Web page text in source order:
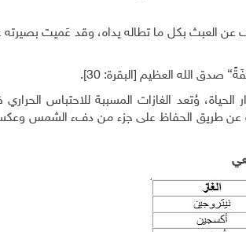
عن العبث بكل ما تطاله يداه، وقد عَميت
الله العظيم [البقرة: 30].
وُتعد الغازات المسببة للاحتباس
عن طريق الحفاظ على جزء من دفء الشمس